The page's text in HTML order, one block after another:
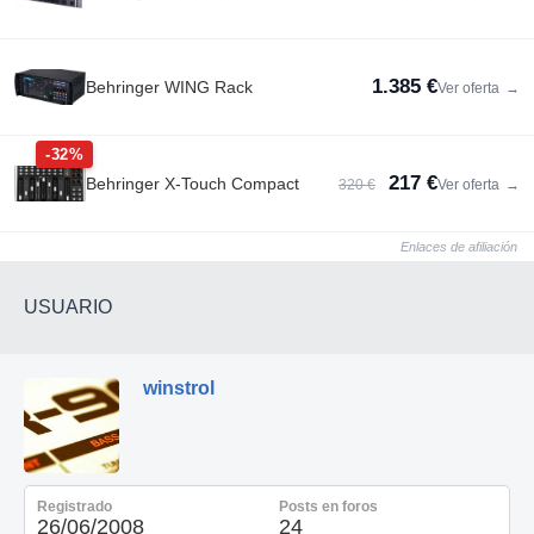
Multi efectos Eventide DSP4000 Ultra Harmonizer: 1800€
Roland MC-202 MicroComposer: 1900€
Korg Poly-800 MKII 1980s - 550€
Behringer WING Rack 1.385 €Ver oferta →
-32%
Behringer X-Touch Compact 320 € 217 €Ver oferta →
Enlaces de afiliación
USUARIO
winstrol
Registrado
26/06/2008
Posts en foros
24